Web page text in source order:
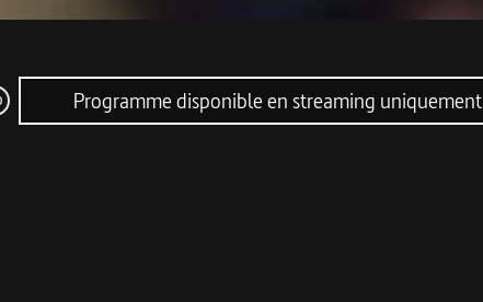
Programme disponible en streaming uniquement